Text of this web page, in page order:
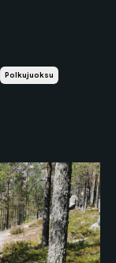
Polkujuoksu